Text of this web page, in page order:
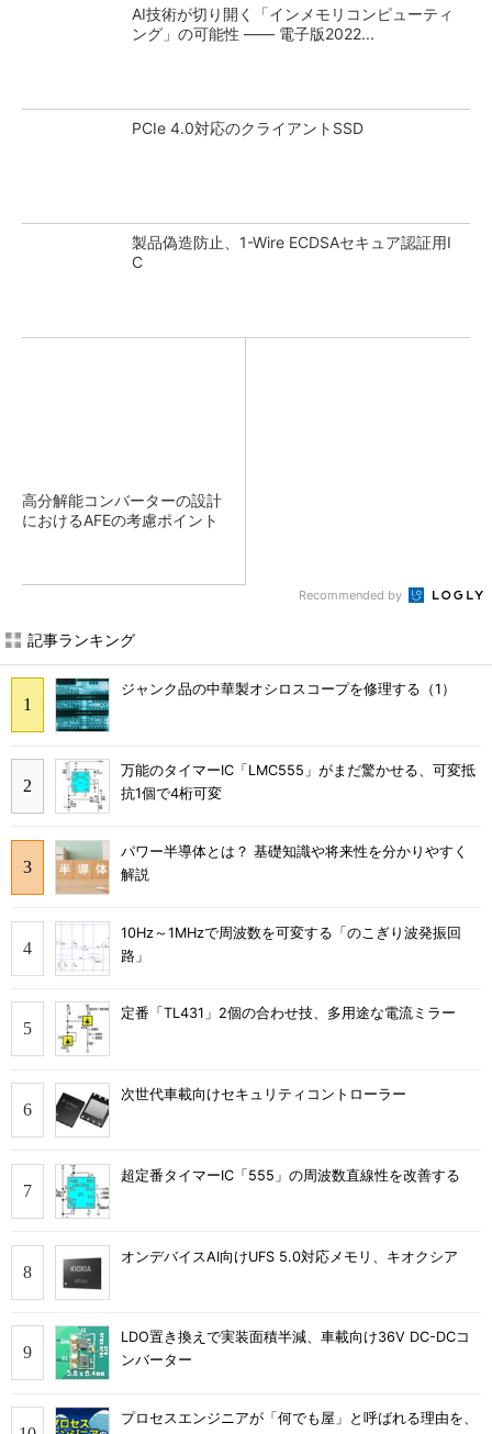
AI技術が切り開く「インメモリコンピューティ
ング」の可能性 ―― 電子版2022...
PCIe 4.0対応のクライアントSSD
製品偽造防止、1-Wire ECDSAセキュア認証用I
C
高分解能コンバーターの設計
におけるAFEの考慮ポイント
Recommended by
記事ランキング
ジャンク品の中華製オシロスコープを修理する（1）
万能のタイマーIC「LMC555」がまだ驚かせる、可変抵
抗1個で4桁可変
パワー半導体とは？ 基礎知識や将来性を分かりやすく
解説
10Hz～1MHzで周波数を可変する「のこぎり波発振回
路」
定番「TL431」2個の合わせ技、多用途な電流ミラー
次世代車載向けセキュリティコントローラー
超定番タイマーIC「555」の周波数直線性を改善する
オンデバイスAI向けUFS 5.0対応メモリ、キオクシア
LDO置き換えで実装面積半減、車載向け36V DC-DCコ
ンバーター
プロセスエンジニアが「何でも屋」と呼ばれる理由を、